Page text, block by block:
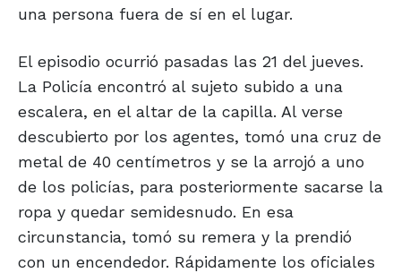
una persona fuera de sí en el lugar.
El episodio ocurrió pasadas las 21 del jueves.
La Policía encontró al sujeto subido a una
escalera, en el altar de la capilla. Al verse
descubierto por los agentes, tomó una cruz de
metal de 40 centímetros y se la arrojó a uno
de los policías, para posteriormente sacarse la
ropa y quedar semidesnudo. En esa
circunstancia, tomó su remera y la prendió
con un encendedor. Rápidamente los oficiales